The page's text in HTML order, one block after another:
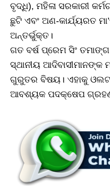
ବୃଦ୍ଧି), ମହିଳା ସରକାରୀ
ଛୁଟି ଏବଂ ଅଣ-କାର୍ଯ୍ୟରତ
ଅନ୍ତର୍ଭୁକ୍ତ।
ଗତ ବର୍ଷ ପ୍ରେମ ସିଂ
ସ୍ଥାନୀୟ
ଗୁରୁତର ବିଷୟ। ଏହାକୁ
ଆବଶ୍ୟକ ପଦକ୍ଷେପ ଗ୍ରହଣ